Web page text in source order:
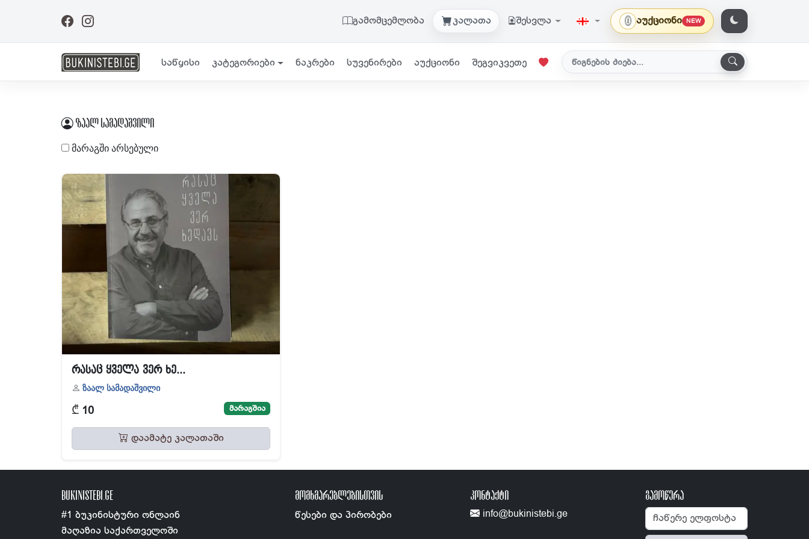
გამომცემლობა კალათა შესვლა აუქციონი NEW
საწყისი კატეგორიები ნაკრები სუვენირები აუქციონი შეგვიკვეთე
ზაალ სამადაშვილი
მარაგში არსებული
რასაც ყველა ვერ ხე...
ზაალ სამადაშვილი
₾ 10 მარაგშია
დაამატე კალათაში
BUKINISTEBI.GE
#1 ბუკინისტური ონლაინ
მაღაზია საქართველოში
ᲛᲝᲛᲮᲛᲐᲠᲔᲑᲚᲔᲑᲘᲡᲗᲕᲘᲡ
წესები და პირობები
ᲙᲝᲜᲢᲐᲥᲢᲘ
info@bukinistebi.ge
გამოწერა